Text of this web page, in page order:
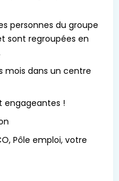
personnes du groupe
sont regroupées en
mois dans un centre
engageantes !
Pôle emploi, votre